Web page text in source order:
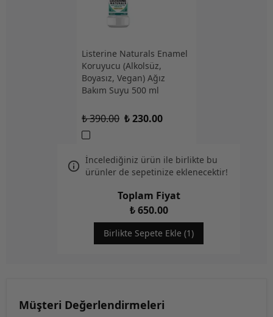
Listerine Naturals Enamel
Koruyucu (Alkolsüz,
Boyasız, Vegan) Ağız
Bakım Suyu 500 ml
₺ 390.00 ₺ 230.00
İncelediğiniz ürün ile birlikte bu
ürünler de sepetinize eklenecektir!
Toplam Fiyat
₺ 650.00
Birlikte Sepete Ekle (1)
Müşteri Değerlendirmeleri